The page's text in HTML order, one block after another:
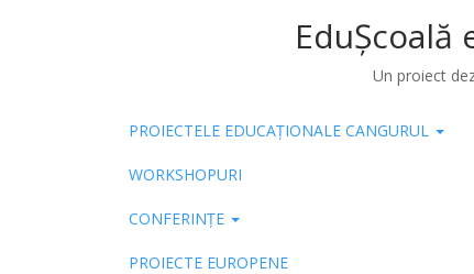
Un proiect
Pub
PROIECTELE EDUCAȚIONALE CANGURUL
WORKSHOPURI
CONFERINȚE
PROIECTE EUROPENE